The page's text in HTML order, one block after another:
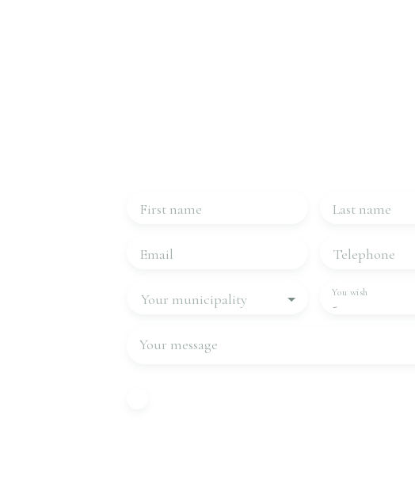
First name Last name
Email Telephone
Your municipality -
You wish
Your message